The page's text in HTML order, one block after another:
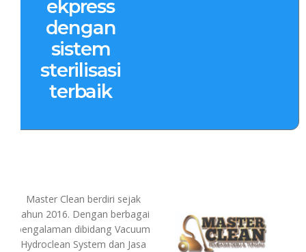
ekpress
dengan
sistem
sterilisasi
terbaik
Master Clean berdiri sejak
tahun 2016. Dengan berbagai
pengalaman dibidang Vacuum
Hydroclean System dan Jasa